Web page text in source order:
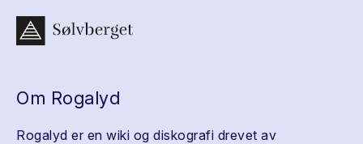
Om Rogalyd
Rogalyd er en wiki og diskografi drevet av